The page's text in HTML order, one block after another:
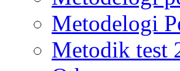
Metodelogi
Metodik test